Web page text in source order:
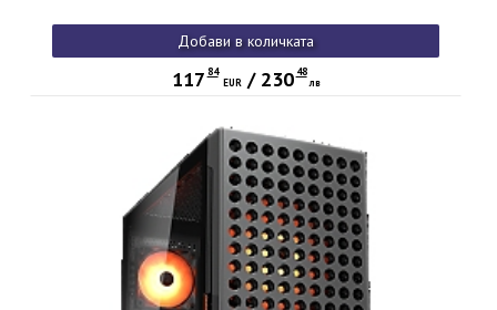
Добави в количката
117 84
EUR/ 230 48
лв